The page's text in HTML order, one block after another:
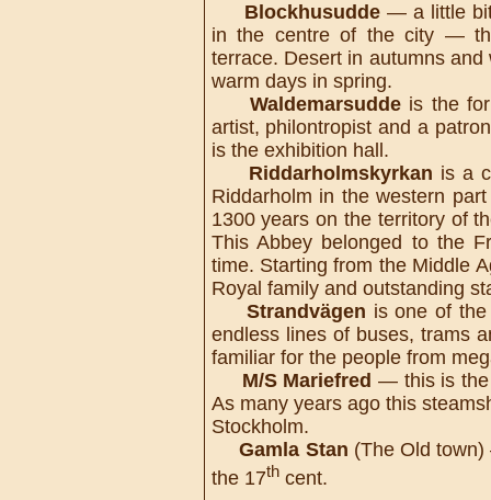
Blockhusudde— a little bit
in the centre of the city —
terrace. Desert in autumns
warm days in spring.
Waldemarsudde is the
artist, philontropist and a
is the exhibition hall.
Riddarholmskyrkan is a
Riddarholm in the western
1300 years on the territory of
This Abbey belonged to the
time. Starting from the Middle
Royal family and outstanding
Strandvägen is one of
endless lines of buses, trams
familiar for the people from
M/S Mariefred — this is the
As many years ago this
Stockholm.
Gamla Stan (The Old
the 17thcent.